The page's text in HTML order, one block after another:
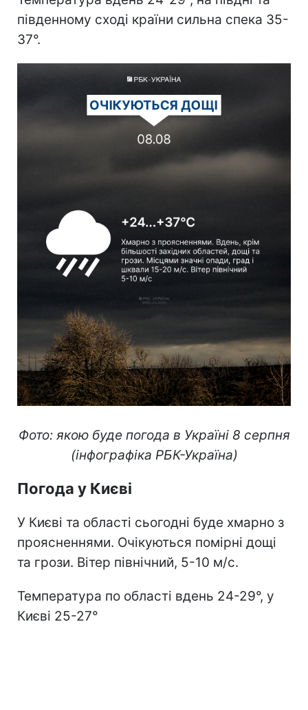
південному сході країни сильна спека 35-
37°.
Фото: якою буде погода в Україні 8 серпня
(інфографіка РБК-Україна)
Погода у Києві
У Києві та області сьогодні буде хмарно з
проясненнями. Очікуються помірні дощі
та грози. Вітер північний, 5-10 м/с.
Температура по області вдень 24-29°, у
Києві 25-27°